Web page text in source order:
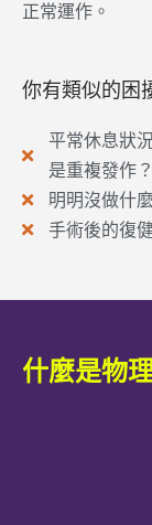
正常運作。
你有類似的困
平常休息狀
是重複發作？
明明沒做什
手術後的復
什麼是物